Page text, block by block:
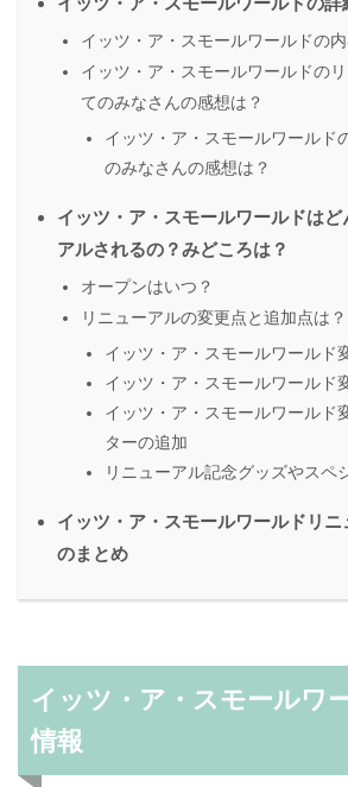
イッツ・ア・スモールワールドの内
イッツ・ア・スモールワールドの
てのみなさんの感想は？
イッツ・ア・スモールワールド
のみなさんの感想は？
イッツ・ア・スモールワールドは
アルされるの？みどころは？
オープンはいつ？
リニューアルの変更点と追加点は？
イッツ・ア・スモールワールド
イッツ・ア・スモールワールド
イッツ・ア・スモールワールド
ターの追加
リニューアル記念グッズやスペ
イッツ・ア・スモールワールドリ
のまとめ
イッツ・ア・スモールワ
情報